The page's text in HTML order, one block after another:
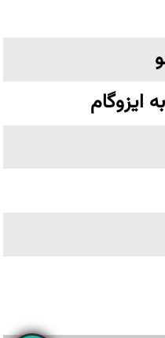
ایزوگام